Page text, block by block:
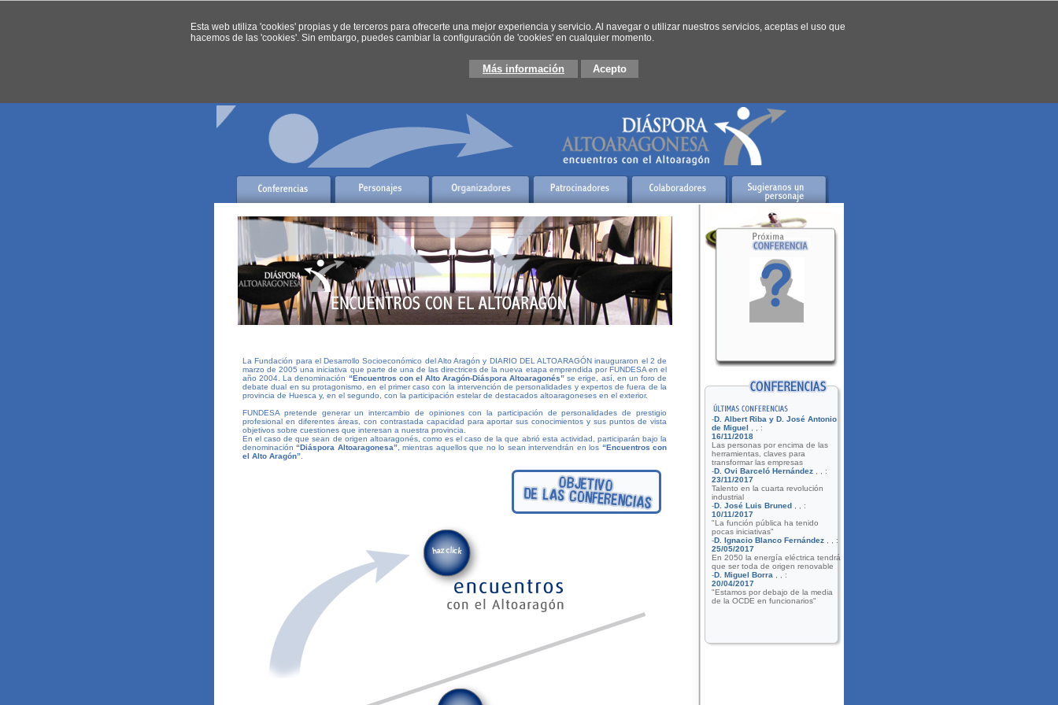
Esta web utiliza 'cookies' propias y de terceros para ofrecerte una mejor experiencia y servicio. Al navegar o utilizar nuestros servicios, aceptas el uso que
hacemos de las 'cookies'. Sin embargo, puedes cambiar la configuración de 'cookies' en cualquier momento.
Más información Acepto
La Fundación para el Desarrollo Socioeconómico del Alto Aragón y DIARIO DEL ALTOARAGÓN inauguraron el 2 de
marzo de 2005 una iniciativa que parte de una de las directrices de la nueva etapa emprendida por FUNDESA en el
año 2004. La denominación “Encuentros con el Alto Aragón-Diáspora Altoaragonés”se erige, así, en un foro de
debate dual en su protagonismo, en el primer caso con la intervención de personalidades y expertos de fuera de la
provincia de Huesca y, en el segundo, con la participación estelar de destacados altoaragoneses en el exterior.
FUNDESA pretende generar un intercambio de opiniones con la participación de personalidades de prestigio
profesional en diferentes áreas, con contrastada capacidad para aportar sus conocimientos y sus puntos de vista
objetivos sobre cuestiones que interesan a nuestra provincia.
En el caso de que sean de origen altoaragonés, como es el caso de la que abrió esta actividad, participarán bajo la
denominación“Diáspora Altoaragonesa”, mientras aquellos que no lo sean intervendrán en los “Encuentros con
el Alto Aragón”
-D. Albert Riba y D. José Antonio
de Miguel
:
16/11/2018
Las personas por encima de las
herramientas, claves para
transformar las empresas
-D. Ovi Barceló Hernández
:
23/11/2017
Talento en la cuarta revolución
industrial
-D. José Luis Bruned
:
10/11/2017
"La función pública ha tenido
pocas iniciativas"
-D. Ignacio Blanco Fernández
:
25/05/2017
En 2050 la energía eléctrica tendrá
que ser toda de origen renovable
-D. Miguel Borra
:
20/04/2017
"Estamos por debajo de la media
de la OCDE en funcionarios"